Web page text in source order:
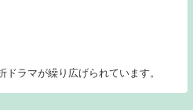
ラマが繰り広げられています。